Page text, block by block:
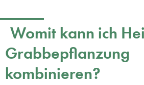
Womit kann ich
Grabbepflanzung
kombinieren?